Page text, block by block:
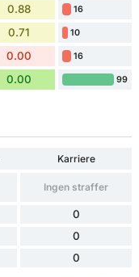
0.88 16
0.71 10
0.00 16
0.00 99
Karriere
Ingen straffer
0
0
0